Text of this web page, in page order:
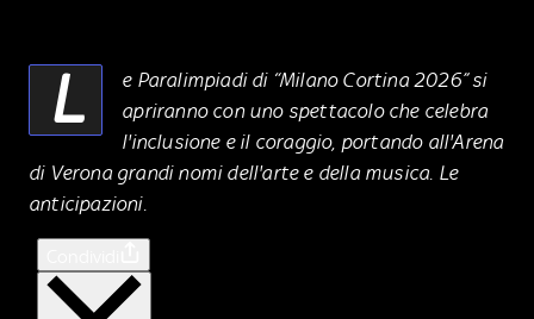
L
e Paralimpiadi di “Milano Cortina 2026” si
apriranno con uno spettacolo che celebra
l'inclusione e il coraggio, portando all'Arena
di Verona grandi nomi dell'arte e della musica. Le
anticipazioni.